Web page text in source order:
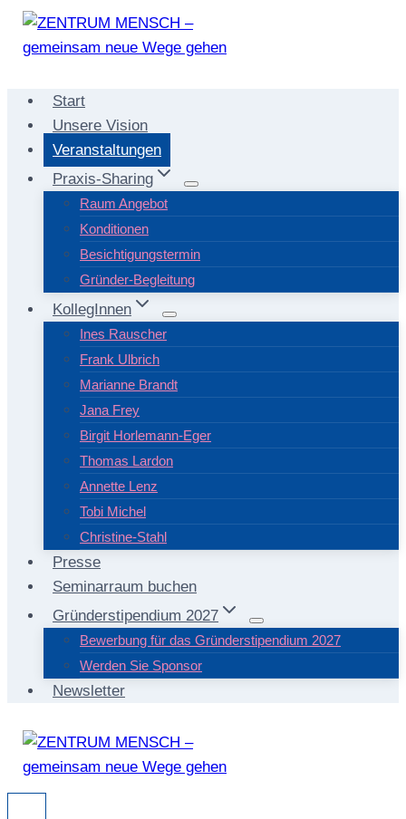
Zum
Inhalt
Start
Unsere Vision
Veranstaltungen
Praxis-Sharing
Raum Angebot
Konditionen
Besichtigungstermin
Gründer-Begleitung
KollegInnen
Ines Rauscher
Frank Ulbrich
Marianne Brandt
Jana Frey
Birgit Horlemann-Eger
Thomas Lardon
Annette Lenz
Tobi Michel
Christine-Stahl
Presse
Seminarraum buchen
Gründerstipendium 2027
Bewerbung für das Gründerstipendium 2027
Werden Sie Sponsor
Newsletter